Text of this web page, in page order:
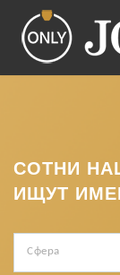
СОТНИ
ИЩУТ
Сфера